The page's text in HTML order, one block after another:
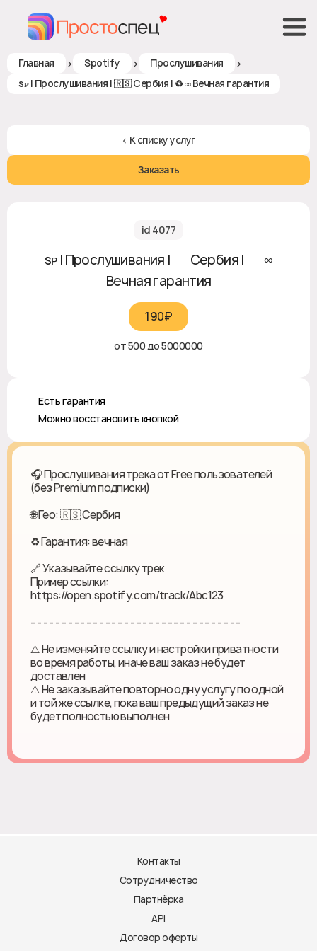
Главная > Spotify > Прослушивания >
sᴘ | Прослушивания | 🇷🇸 Сербия | ♻ ∞ Вечная гарантия
< К списку услуг
Заказать
id 4077
sᴘ | Прослушивания | 🇷🇸 Сербия | ♻ ∞
Вечная гарантия
190₽‎
от 500 до 5000000
♻️ Есть гарантия
✅ Можно восстановить кнопкой
🎧 Прослушивания трека от Free пользователей
(без Premium подписки)
🌐 Гео: 🇷🇸 Сербия
♻ Гарантия: вечная
🔗 Указывайте ссылку трек
Пример ссылки:
https://open.spotify.com/track/Abc123
- - - - - - - - - - - - - - - - - - - - - - - - - - - - - - - - - -
⚠️ Не изменяйте ссылку и настройки приватности
во время работы, иначе ваш заказ не будет
доставлен
⚠️ Не заказывайте повторно одну услугу по одной
и той же ссылке, пока ваш предыдущий заказ не
будет полностью выполнен
Контакты
Сотрудничество
Партнёрка
API
Договор оферты